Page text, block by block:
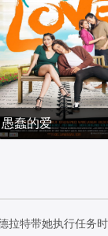
愚蠢的爱
2017/菲律宾
拉特带她执行任